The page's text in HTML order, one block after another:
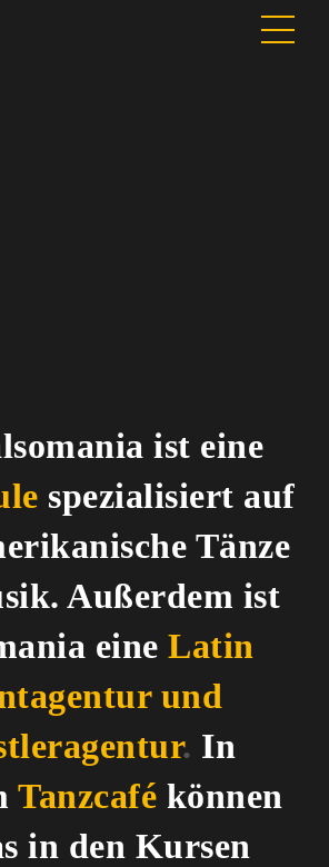
ist eine
spezialisiert auf
Tänze
Außerdem ist
eine Latin
und
. In
Tanzcafé können
in den Kursen